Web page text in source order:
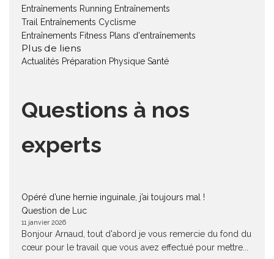
Entraînements Running Entraînements
Trail
Entraînements Cyclisme
Entraînements Fitness Plans d'entraînements
Plus de liens
Actualités Préparation Physique Santé
Questions à nos
experts
Opéré d’une hernie inguinale, j’ai toujours mal !
Question de Luc
11 janvier 2026
Bonjour Arnaud, tout d'abord je vous remercie du fond du
cœur pour le travail que vous avez effectué pour mettre...